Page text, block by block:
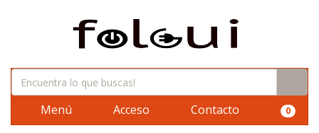
Menú Acceso Contacto 0